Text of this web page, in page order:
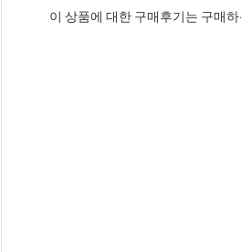
이 상품에 대한 구매후기는 구매